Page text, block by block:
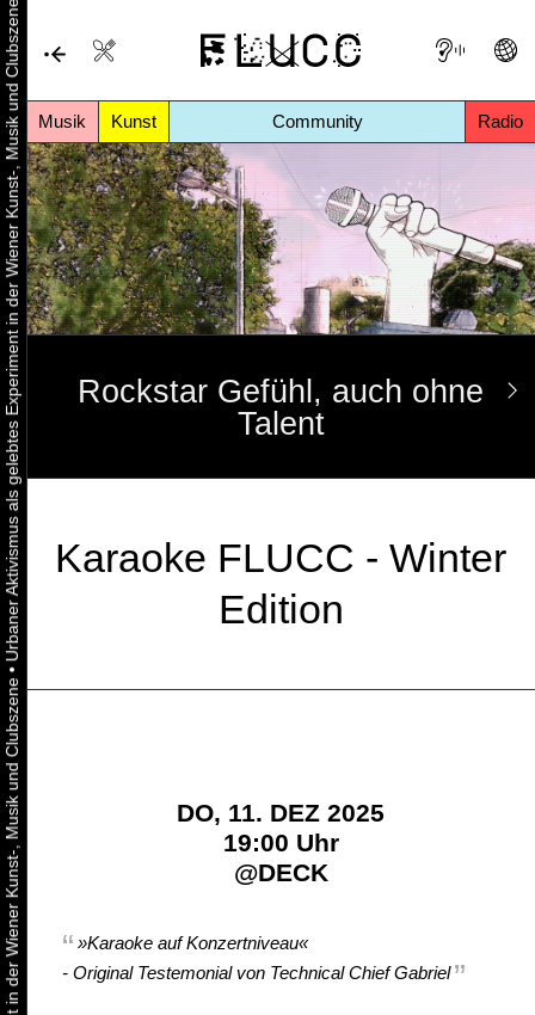
Musik Kunst Community Radio
•
Urbaner Aktivismus als gelebtes Experiment in der Wiener Kunst-, Musik und Clubszene
Rockstar Gefühl, auch ohne
Talent
Karaoke FLUCC - Winter
Edition
DO, 11. DEZ 2025
19:00 Uhr
@DECK
»Karaoke auf Konzertniveau«
- Original Testemonial von Technical Chief Gabriel